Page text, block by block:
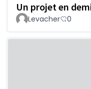
Un projet en
Levacher 0